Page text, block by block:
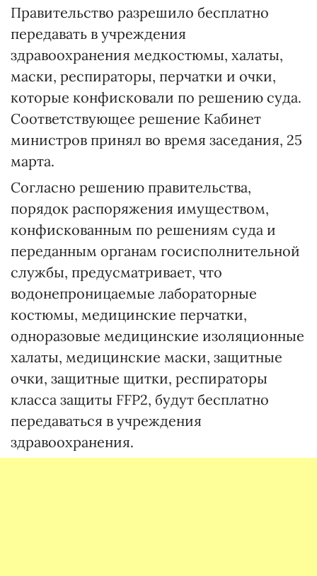
Правительство разрешило бесплатно
передавать в учреждения
здравоохранения медкостюмы, халаты,
маски, респираторы, перчатки и очки,
которые конфисковали по решению суда.
Соответствующее решение Кабинет
министров принял во время заседания, 25
марта.
Согласно решению правительства,
порядок распоряжения имуществом,
конфискованным по решениям суда и
переданным органам госисполнительной
службы, предусматривает, что
водонепроницаемые лабораторные
костюмы, медицинские перчатки,
одноразовые медицинские изоляционные
халаты, медицинские маски, защитные
очки, защитные щитки, респираторы
класса защиты FFP2, будут бесплатно
передаваться в учреждения
здравоохранения.